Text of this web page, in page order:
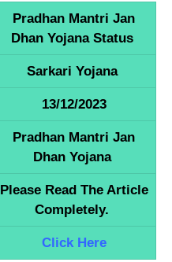
Pradhan Mantri Jan
Dhan Yojana Status
Sarkari Yojana
13/12/2023
Pradhan Mantri Jan
Dhan Yojana
Please Read The Article
Completely.
Click Here